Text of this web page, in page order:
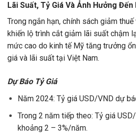
Lãi Suất, Tỷ Giá Và Ảnh Hưởng
Trong ngắn hạn, chính sách giảm
khiến lộ trình cắt giảm lãi suất chậm
mức cao do kinh tế Mỹ tăng trưởng
giá và lãi suất tại Việt Nam.
Dự Báo Tỷ Giá
Năm 2024: Tỷ giá USD/VND dự
Trong 2 năm tiếp theo: Tỷ giá
khoảng 2 – 3%/năm.